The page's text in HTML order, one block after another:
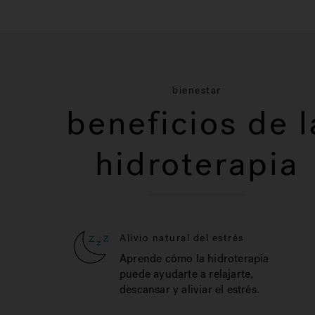
bienestar
beneficios de
hidroterapia
Alivio natural del estrés
Aprende cómo la hidroterapia
puede ayudarte a relajarte,
descansar y aliviar el estrés.